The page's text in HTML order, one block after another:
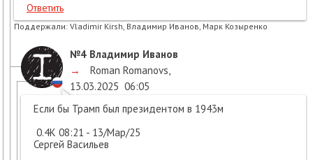
Ответить
Поддержали: Vladimir Kirsh, Владимир Иванов, Марк Козыренко
№4 Владимир Иванов
→
Roman Romanovs
13.03.2025 06:05
Если бы Трамп был президентом в 1943м
0.4K 08:21 - 13/Мар/25
Сергей Васильев